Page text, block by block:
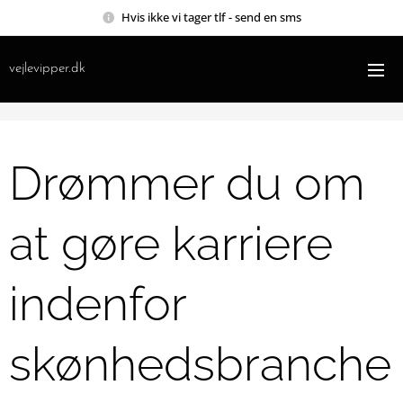
Hvis ikke vi tager tlf - send en sms
vejlevipper.dk
Drømmer du om
at gøre karriere
indenfor
skønhedsbranche